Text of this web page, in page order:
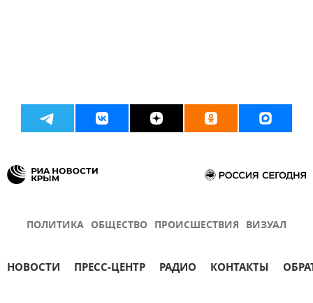
ПОЛИТИКА ОБЩЕСТВО ПРОИСШЕСТВИЯ ВИЗУАЛ
НОВОСТИ ПРЕСС-ЦЕНТР РАДИО КОНТАКТЫ